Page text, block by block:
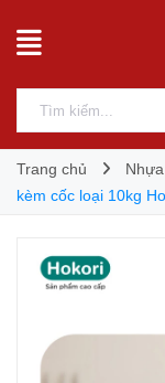
Trang chủ
kèm cốc loại 10kg